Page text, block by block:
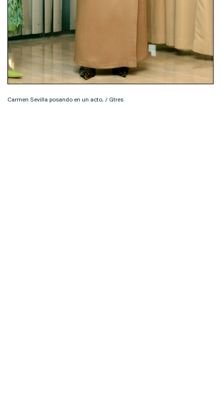
Carmen Sevilla posando en un acto. / Gtres